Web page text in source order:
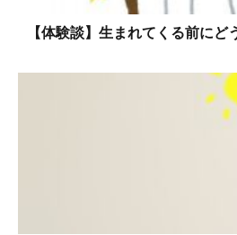
【体験談】生まれてくる前に